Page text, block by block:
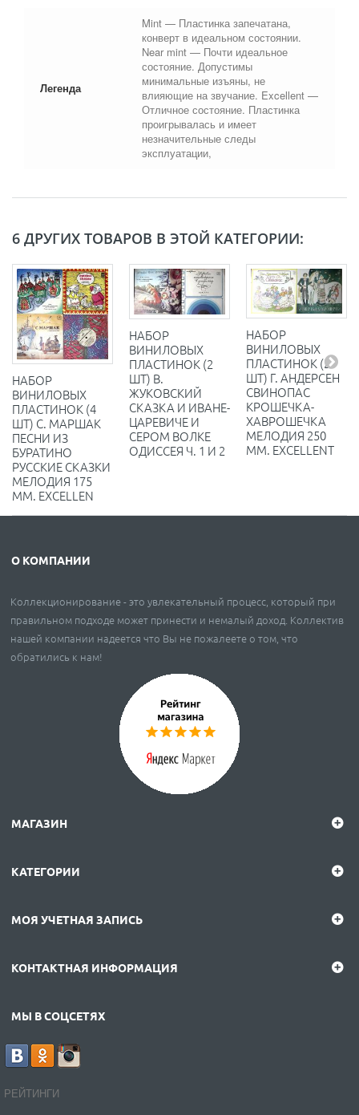
Легенда
Mint — Пластинка запечатана,
конверт в идеальном состоянии.
Near mint — Почти идеальное
состояние. Допустимы
минимальные изъяны, не
влияющие на звучание. Excellent —
Отличное состояние. Пластинка
проигрывалась и имеет
незначительные следы
эксплуатации,
6 ДРУГИХ ТОВАРОВ В ЭТОЙ КАТЕГОРИИ:
НАБОР
ВИНИЛОВЫХ
ПЛАСТИНОК (4
ШТ) С. МАРШАК
ПЕСНИ ИЗ
БУРАТИНО
РУССКИЕ СКАЗКИ
МЕЛОДИЯ 175
ММ. EXCELLEN
НАБОР
ВИНИЛОВЫХ
ПЛАСТИНОК (2
ШТ) В.
ЖУКОВСКИЙ
СКАЗКА И ИВАНЕ-
ЦАРЕВИЧЕ И
СЕРОМ ВОЛКЕ
ОДИССЕЯ Ч. 1 И 2
НАБОР
ВИНИЛОВЫХ
ПЛАСТИНОК (2
ШТ) Г. АНДЕРСЕН
СВИНОПАС
КРОШЕЧКА-
ХАВРОШЕЧКА
МЕЛОДИЯ 250
ММ. EXCELLENT
О КОМПАНИИ
Коллекционирование - это увлекательный процесс, который при
правильном подходе может принести и немалый доход. Коллектив
нашей компании надеется что Вы не пожалеете о том, что
обратились к нам!
МАГАЗИН
КАТЕГОРИИ
МОЯ УЧЕТНАЯ ЗАПИСЬ
КОНТАКТНАЯ ИНФОРМАЦИЯ
МЫ В СОЦСЕТЯХ
РЕЙТИНГИ